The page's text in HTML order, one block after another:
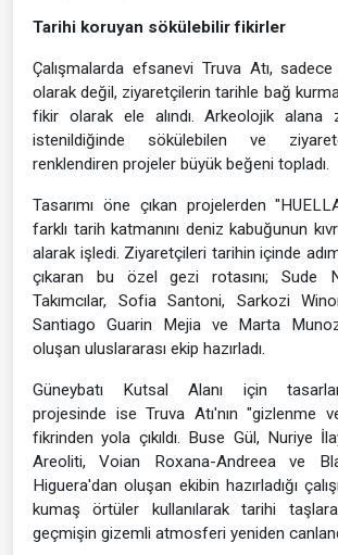
Tarihi koruyan sökülebilir fikirler
Çalışmalarda efsanevi Truva Atı,
olarak değil, ziyaretçilerin tarihle bağ
fikir olarak ele alındı. Arkeolojik alana
istenildiğinde sökülebilen ve
renklendiren projeler büyük beğeni topladı.
Tasarımı öne çıkan projelerden
farklı tarih katmanını deniz kabuğunun
alarak işledi. Ziyaretçileri tarihin içinde
çıkaran bu özel gezi rotasını; Sude
Takımcılar, Sofia Santoni, Sarkozi
Santiago Guarin Mejia ve Marta
oluşan uluslararası ekip hazırladı.
Güneybatı Kutsal Alanı için
projesinde ise Truva Atı'nın "gizlenme
fikrinden yola çıkıldı. Buse Gül, Nuriye
Areoliti, Voian Roxana-Andreea ve
Higuera'dan oluşan ekibin hazırladığı
kumaş örtüler kullanılarak tarihi
geçmişin gizemli atmosferi yeniden